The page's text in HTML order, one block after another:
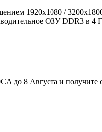
1920x1080 /
ОЗУ DDR3 в 4
до 8 Августа и получите